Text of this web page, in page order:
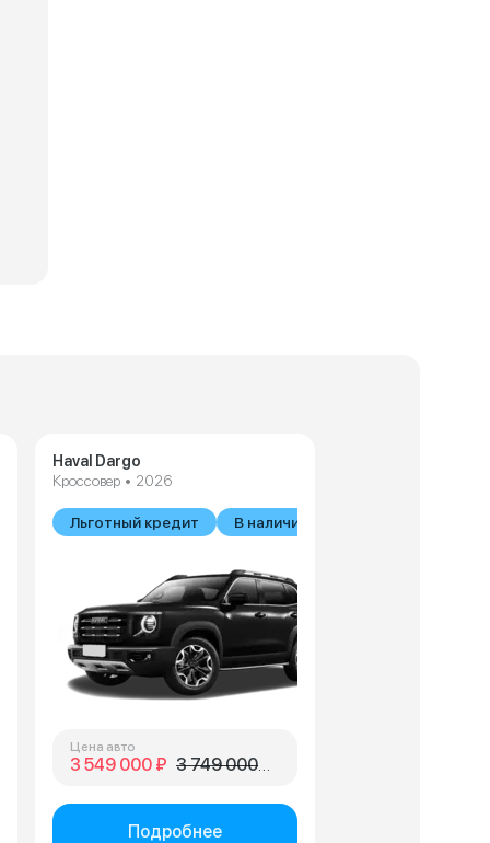
Haval Dargo
Кроссовер • 2026
Льготный кредит В наличии
Цена авто
3 549 000 ₽ 3 749 000 ₽
Подробнее